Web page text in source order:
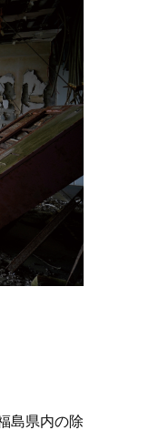
島県内の除